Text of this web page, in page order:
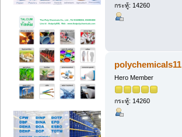
กระทู้: 14260
polychemicals11
Hero Member
กระทู้: 14260